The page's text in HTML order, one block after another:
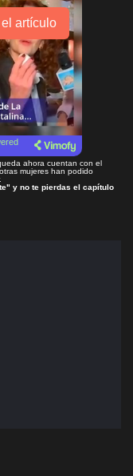
el artículo
ahora cuentan con el
mujeres han podido
y no te pierdas el capítulo